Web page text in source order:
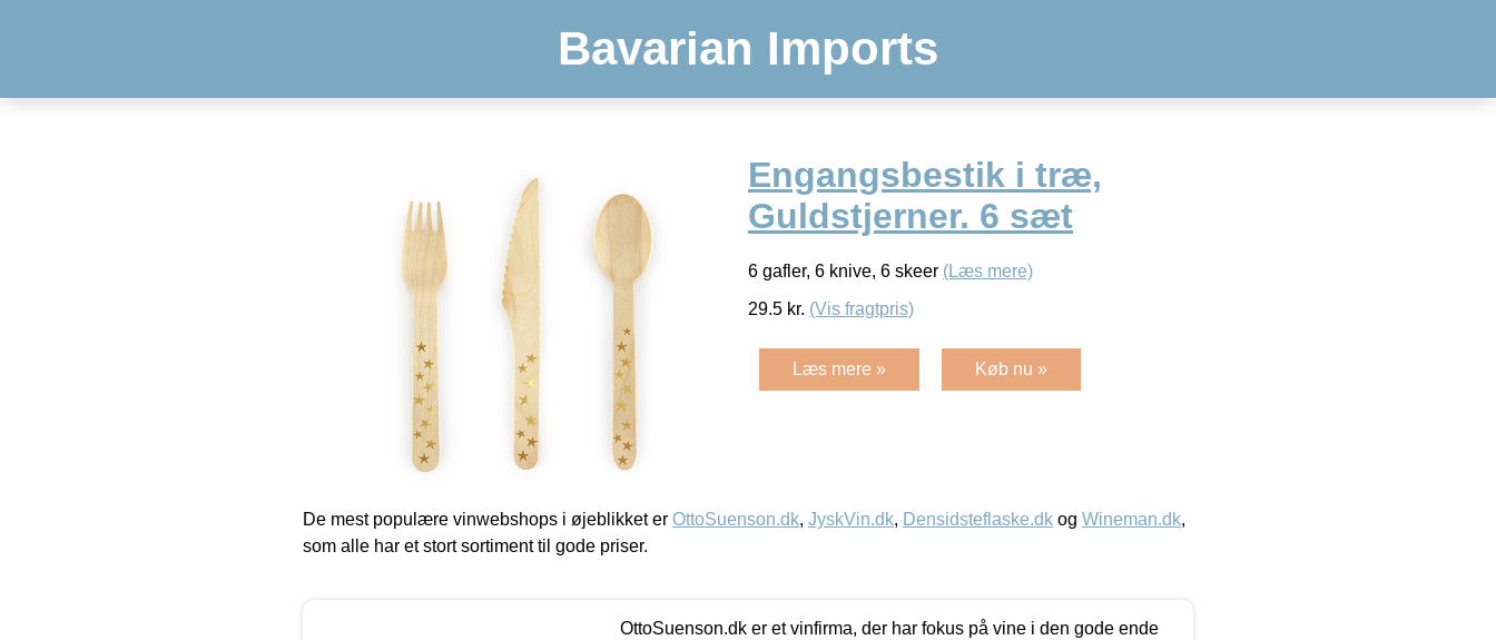
Bavarian Imports
Engangsbestik i træ,
Guldstjerner. 6 sæt
6 gafler, 6 knive, 6 skeer (Læs mere)
29.5 kr. (Vis fragtpris)
Læs mere » Køb nu »
De mest populære vinwebshops i øjeblikket er OttoSuenson.dk, JyskVin.dk, Densidsteflaske.dk og Wineman.dk,
som alle har et stort sortiment til gode priser.
OttoSuenson.dk er et vinfirma, der har fokus på vine i den gode ende